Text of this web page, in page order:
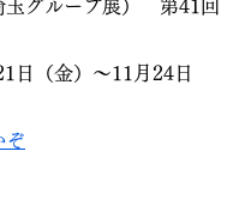
玉グループ展） 第41回
日（金）～11月24日
ぞ